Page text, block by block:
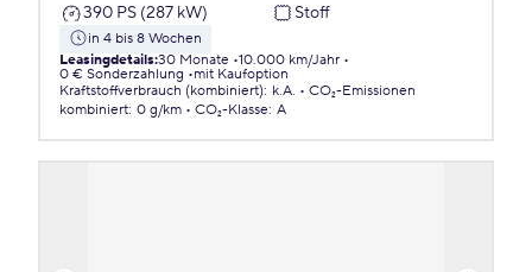
390 PS (287 kW)
Stoff
in 4 bis 8 Wochen
Leasingdetails:30 Monate 10.000 km/Jahr
0 € Sonderzahlung
mit Kaufoption
Kraftstoffverbrauch (kombiniert): k.A.
CO₂-Emissionen
kombiniert: 0 g/km CO₂-Klasse: A